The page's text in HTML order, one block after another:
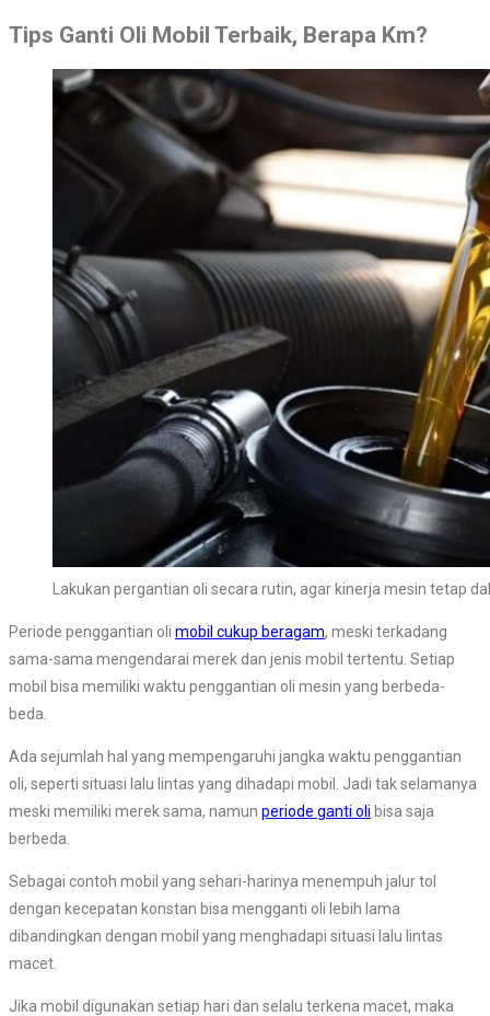
Tips Ganti Oli Mobil Terbaik, Berapa Km?
Lakukan pergantian oli secara rutin, agar kinerja mesin tetap
Periode penggantian oli mobil cukup beragam, meski terkadang
sama-sama mengendarai merek dan jenis mobil tertentu. Setiap
mobil bisa memiliki waktu penggantian oli mesin yang berbeda-
beda.
Ada sejumlah hal yang mempengaruhi jangka waktu penggantian
oli, seperti situasi lalu lintas yang dihadapi mobil. Jadi tak selamanya
meski memiliki merek sama, namun periode ganti oli bisa saja
berbeda.
Sebagai contoh mobil yang sehari-harinya menempuh jalur tol
dengan kecepatan konstan bisa mengganti oli lebih lama
dibandingkan dengan mobil yang menghadapi situasi lalu lintas
macet.
Jika mobil digunakan setiap hari dan selalu terkena macet, maka